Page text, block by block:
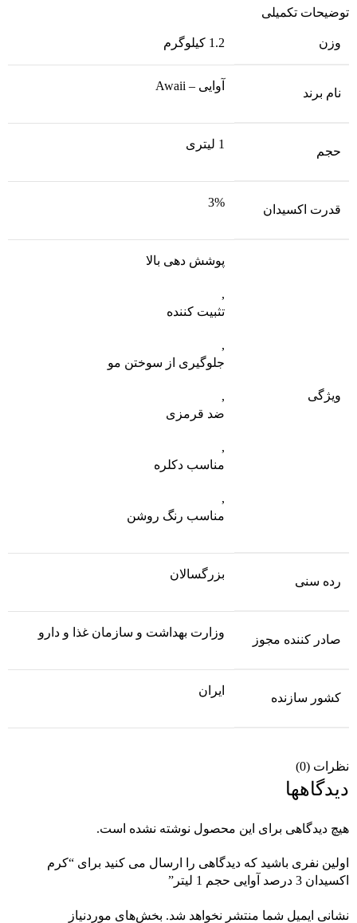
توضیحات تکمیلی
وزن 1.2 کیلوگرم
نام برند
آوایی – Awaii
حجم
1 لیتری
قدرت اکسیدان
3%
ویژگی
پوشش دهی بالا
,
تثبیت کننده
,
جلوگیری از سوختن مو
,
ضد قرمزی
,
مناسب دکلره
,
مناسب رنگ روشن
رده سنی
بزرگسالان
صادر کننده مجوز
وزارت بهداشت و سازمان غذا و دارو
کشور سازنده
ایران
نظرات (0)
دیدگاهها
هیچ دیدگاهی برای این محصول نوشته نشده است.
اولین نفری باشید که دیدگاهی را ارسال می کنید برای “کرم
اکسیدان 3 درصد آوایی حجم 1 لیتر”
نشانی ایمیل شما منتشر نخواهد شد. بخش‌های موردنیاز